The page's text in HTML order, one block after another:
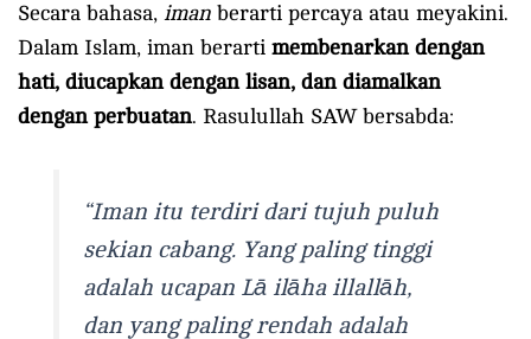
Secara bahasa, iman berarti percaya atau meyakini.
Dalam Islam, iman berarti membenarkan dengan
hati, diucapkan dengan lisan, dan diamalkan
dengan perbuatan. Rasulullah SAW bersabda:
“Iman itu terdiri dari tujuh puluh
sekian cabang. Yang paling tinggi
adalah ucapan Lā ilāha illallāh,
dan yang paling rendah adalah